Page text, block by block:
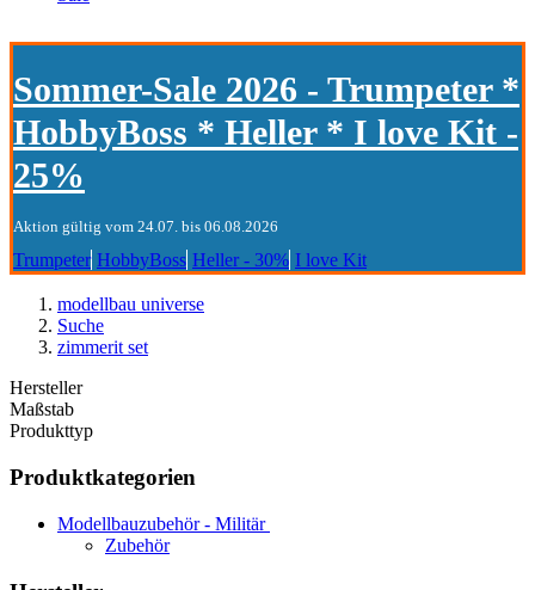
Sommer-Sale 2026 - Trumpeter *
HobbyBoss * Heller * I love Kit -
25%
Aktion gültig vom 24.07. bis 06.08.2026
Trumpeter HobbyBoss Heller - 30% I love Kit
modellbau universe
Suche
zimmerit set
Hersteller
Maßstab
Produkttyp
Produktkategorien
Modellbauzubehör - Militär
Zubehör